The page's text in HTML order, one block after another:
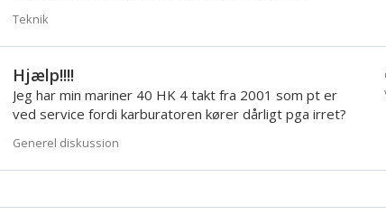
Teknik
Hjælp!!!!
Jeg har min mariner 40 HK 4 takt fra 2001 som pt er
ved service fordi karburatoren kører dårligt pga irret?
Generel diskussion